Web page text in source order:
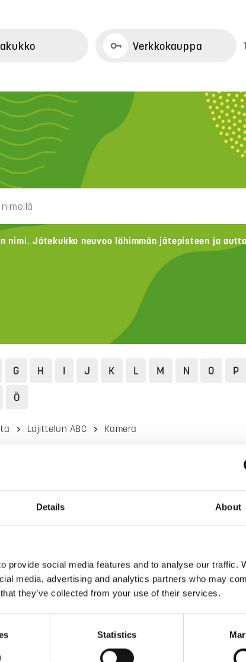
Details About
provide social media features and to analyse our traffic.
media, advertising and analytics partners who may
they’ve collected from your use of their services.
Statistics
Verkkokauppa
nimi. Jätekukko neuvoo lähimmän jätepisteen ja
G H I J K L M N O P
Ö
Lajittelun ABC Kamera
Muista
Pieniä